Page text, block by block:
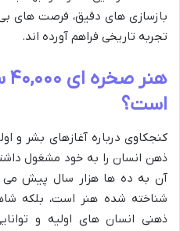
بازسازی های دقیق، فرصت های
تجربه تاریخی فراهم آورده اند.
است؟
کنجکاوی درباره آغازهای بشر و
ذهن انسان را به خود مشغول
آن به ده ها هزار سال پیش می
شناخته شده هنر است، بلکه
ذهنی انسان های اولیه و